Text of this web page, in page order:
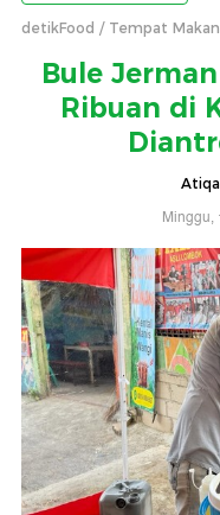
detikFood Tempat Makan
Bule
Ribuan di
Minggu,